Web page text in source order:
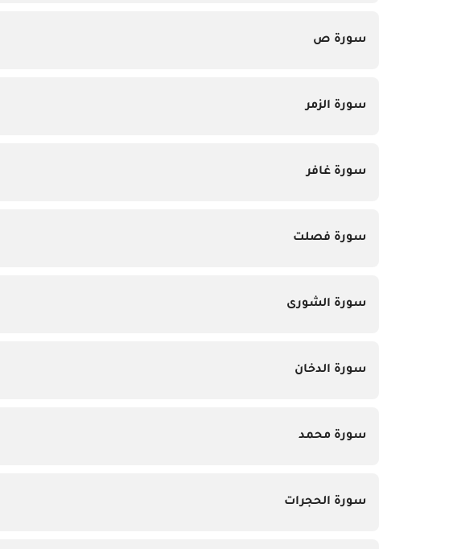
سورة ص
سورة الزمر
سورة غافر
سورة فصلت
سورة الشورى
سورة الدخان
سورة محمد
سورة الحجرات